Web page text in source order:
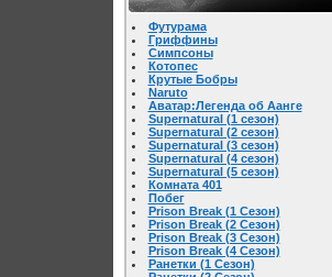
Футурама
Гриффины
Симпсоны
Котопес
Крутые Бобры
Naruto
Аватар:Легенда об Аанге
Supernatural (1 сезон)
Supernatural (2 сезон)
Supernatural (3 сезон)
Supernatural (4 сезон)
Supernatural (5 сезон)
Комната 401
Побег
Prison Break (1 Cезон)
Prison Break (2 Cезон)
Prison Break (3 Cезон)
Prison Break (4 Cезон)
Ранетки (1 Сезон)